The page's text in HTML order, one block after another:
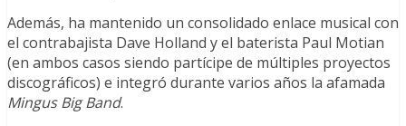
Además, ha mantenido un consolidado enlace musical con
el contrabajista Dave Holland y el baterista Paul Motian
(en ambos casos siendo partícipe de múltiples proyectos
discográficos) e integró durante varios años la afamada
Mingus Big Band.